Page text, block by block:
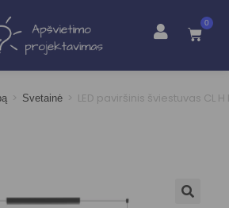
0
> Svetainė > LED paviršinis šviestuvas CL H